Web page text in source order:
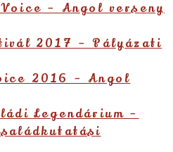
– Angol verseny
2017 – Pályázati
2016 – Angol
Legendárium –